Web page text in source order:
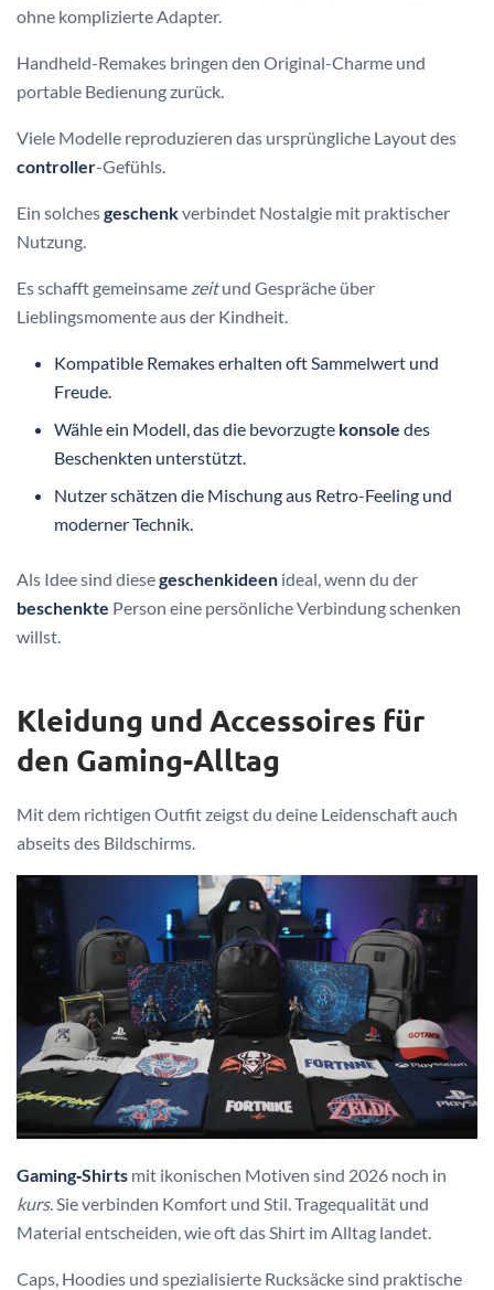
ohne komplizierte Adapter.
Handheld-Remakes bringen den Original-Charme und
portable Bedienung zurück.
Viele Modelle reproduzieren das ursprüngliche Layout des
controller-Gefühls.
Ein solchesgeschenkverbindet Nostalgie mit praktischer
Nutzung.
Es schafft gemeinsame zeitund Gespräche über
Lieblingsmomente aus der Kindheit.
Kompatible Remakes erhalten oft Sammelwert und
Freude.
Wähle ein Modell, das die bevorzugte konsole des
Beschenkten unterstützt.
Nutzer schätzen die Mischung aus Retro-Feeling und
moderner Technik.
Als Idee sind diesegeschenkideen ideal, wenn du der
beschenkte Person eine persönliche Verbindung schenken
willst.
Kleidung und Accessoires für
den Gaming-Alltag
Mit dem richtigen Outfit zeigst du deine Leidenschaft auch
abseits des Bildschirms.
Gaming‑Shirts mit ikonischen Motiven sind 2026 noch in
kurs. Sie verbinden Komfort und Stil. Tragequalität und
Material entscheiden, wie oft das Shirt im Alltag landet.
Caps, Hoodies und spezialisierte Rucksäcke sind praktische